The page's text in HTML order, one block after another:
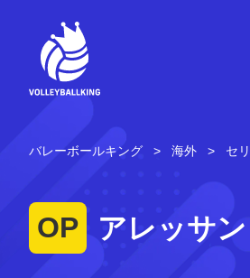
バレーボールキング 海外 セ
OP アレッサ